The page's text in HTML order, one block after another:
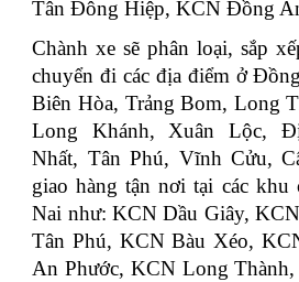
Tân Đông Hiệp, KCN Đồng
Chành xe sẽ phân loại, sắp
chuyển đi các địa điểm ở
Biên Hòa, Trảng Bom, Long
Long Khánh, Xuân Lộc,
Nhất, Tân Phú, Vĩnh Cửu,
giao hàng tận nơi tại các
Nai như: KCN Dầu Giây,
Tân Phú, KCN Bàu Xéo,
An Phước, KCN Long